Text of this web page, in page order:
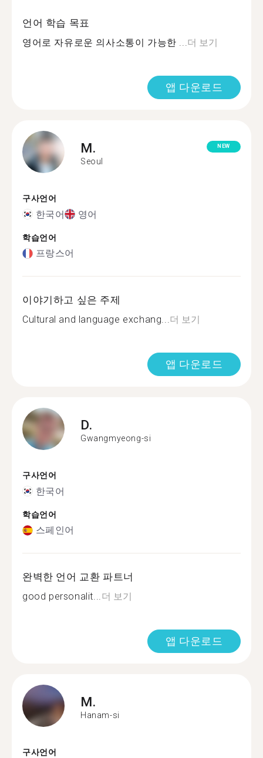
언어 학습 목표
영어로 자유로운 의사소통이 가능한 ...더 보기
앱 다운로드
M.
Seoul
NEW
구사언어
한국어 영어
학습언어
프랑스어
이야기하고 싶은 주제
Cultural and language exchang...더 보기
앱 다운로드
D.
Gwangmyeong-si
구사언어
한국어
학습언어
스페인어
완벽한 언어 교환 파트너
good personalit...더 보기
앱 다운로드
M.
Hanam-si
구사언어